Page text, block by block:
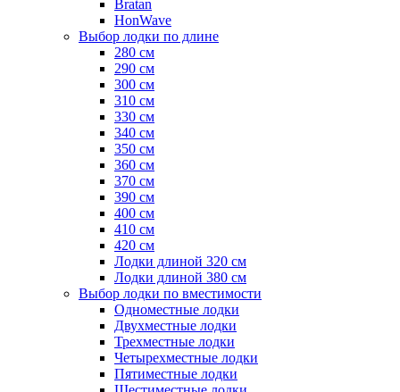
Bratan
HonWave
Выбор лодки по длине
280 см
290 см
300 см
310 см
330 см
340 см
350 см
360 см
370 см
390 см
400 см
410 см
420 см
Лодки длиной 320 см
Лодки длиной 380 см
Выбор лодки по вместимости
Одноместные лодки
Двухместные лодки
Трехместные лодки
Четырехместные лодки
Пятиместные лодки